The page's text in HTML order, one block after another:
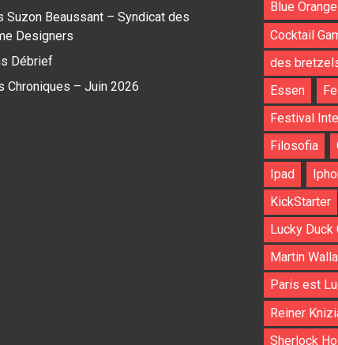
Suzon Beaussant – Syndicat des
Designers
Débrief
Chroniques – Juin 2026
Blue Orange
Cocktail
des
Essen
Festival
Filosofia
Ipad
KickStarter
Lucky Duck
Martin
Paris est
Reiner
Sherlock